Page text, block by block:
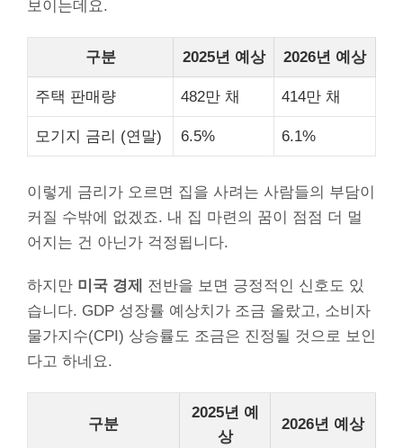
보이는데요.
구분 2025년 예상 2026년 예상
주택 판매량 482만 채 414만 채
모기지 금리 (연말) 6.5% 6.1%
이렇게 금리가 오르면 집을 사려는 사람들의 부담이
커질 수밖에 없겠죠. 내 집 마련의 꿈이 점점 더 멀
어지는 건 아닌가 걱정됩니다.
하지만 미국 경제
전반을 보면 긍정적인 신호도 있
습니다. GDP 성장률 예상치가 조금 올랐고, 소비자
물가지수(CPI) 상승률도 조금은 진정될 것으로 보인
다고 하네요.
구분
2025년 예
상
2026년 예상